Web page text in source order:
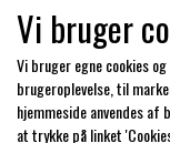
Hos os kan du
Vi bruger
Vi bruger egne cookies
brugeroplevelse, til
hjemmeside anvendes af
at trykke på linket